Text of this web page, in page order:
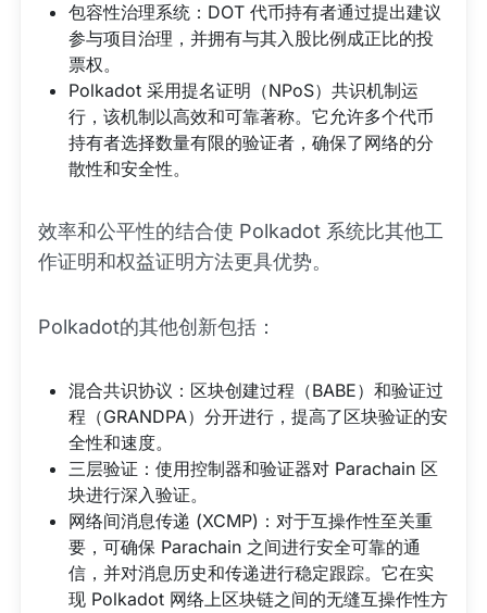
包容性治理系统：DOT 代币持有者通过提出建议
参与项目治理，并拥有与其入股比例成正比的投
票权。
Polkadot 采用提名证明（NPoS）共识机制运
行，该机制以高效和可靠著称。它允许多个代币
持有者选择数量有限的验证者，确保了网络的分
散性和安全性。
效率和公平性的结合使 Polkadot 系统比其他工
作证明和权益证明方法更具优势。
Polkadot的其他创新包括：
混合共识协议：区块创建过程（BABE）和验证过
程（GRANDPA）分开进行，提高了区块验证的安
全性和速度。
三层验证：使用控制器和验证器对 Parachain 区
块进行深入验证。
网络间消息传递 (XCMP)：对于互操作性至关重
要，可确保 Parachain 之间进行安全可靠的通
信，并对消息历史和传递进行稳定跟踪。它在实
现 Polkadot 网络上区块链之间的无缝互操作性方